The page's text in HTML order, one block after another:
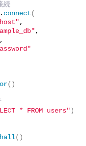
続
connect(
,
,
,
()
* FROM users")
()